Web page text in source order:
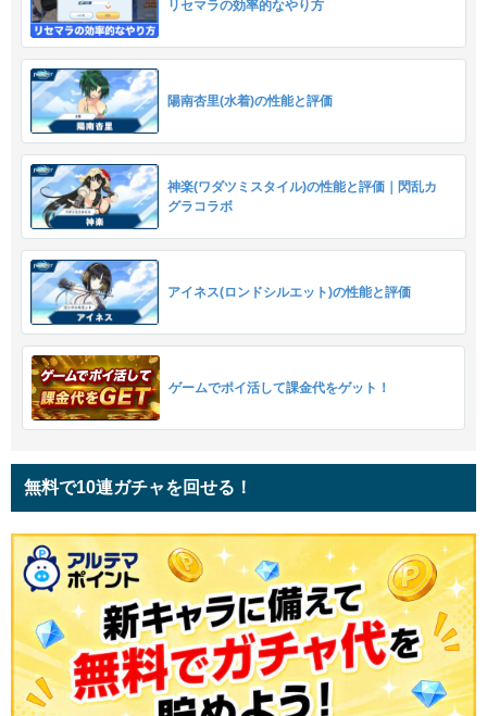
リセマラの効率的なやり方
陽南杏里(水着)の性能と評価
神楽(ワダツミスタイル)の性能と評価｜閃乱カ
グラコラボ
アイネス(ロンドシルエット)の性能と評価
ゲームでポイ活して課金代をゲット！
無料で10連ガチャを回せる！